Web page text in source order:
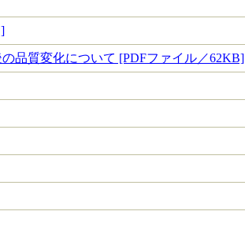
品質変化について [PDFファイル／62KB]